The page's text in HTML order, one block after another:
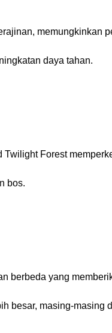
memungkinkan
daya tahan.
Forest
bos.
berbeda yang
besar, masing-masing